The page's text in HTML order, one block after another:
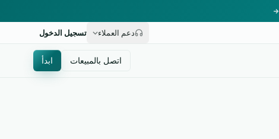
دعم العملاء تسجيل الدخول
اتصل بالمبيعات ابدأ